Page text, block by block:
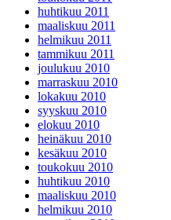
huhtikuu 2011
maaliskuu 2011
helmikuu 2011
tammikuu 2011
joulukuu 2010
marraskuu 2010
lokakuu 2010
syyskuu 2010
elokuu 2010
heinäkuu 2010
kesäkuu 2010
toukokuu 2010
huhtikuu 2010
maaliskuu 2010
helmikuu 2010